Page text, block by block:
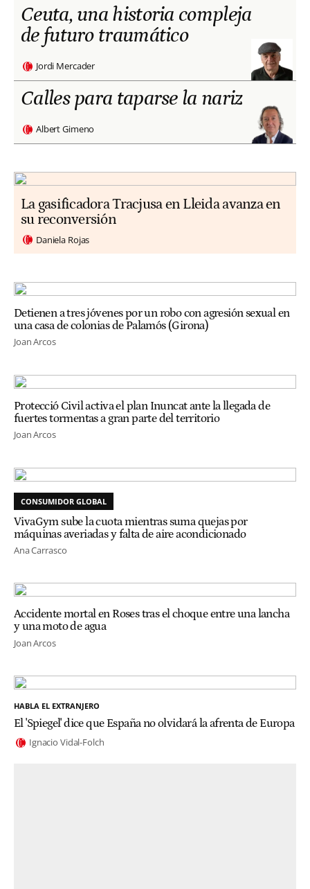
Ceuta, una historia compleja
de futuro traumático
Jordi Mercader
Calles para taparse la nariz
Albert Gimeno
La gasificadora Tracjusa en Lleida avanza en
su reconversión
Daniela Rojas
Detienen a tres jóvenes por un robo con agresión sexual en
una casa de colonias de Palamós (Girona)
Joan Arcos
Protecció Civil activa el plan Inuncat ante la llegada de
fuertes tormentas a gran parte del territorio
Joan Arcos
CONSUMIDOR GLOBAL
VivaGym sube la cuota mientras suma quejas por
máquinas averiadas y falta de aire acondicionado
Ana Carrasco
Accidente mortal en Roses tras el choque entre una lancha
y una moto de agua
Joan Arcos
HABLA EL EXTRANJERO
El 'Spiegel' dice que España no olvidará la afrenta de Europa
Ignacio Vidal-Folch